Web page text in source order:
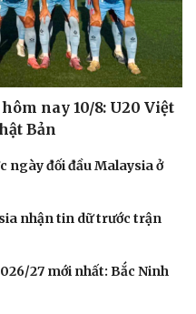
nay 10/8: U20 Việt
Bản
ngày đối đầu Malaysia ở
nhận tin dữ trước trận
27 mới nhất: Bắc Ninh